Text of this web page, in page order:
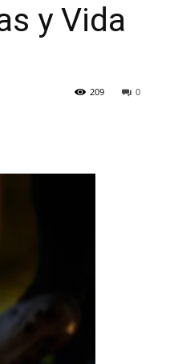
y Vida
0
209